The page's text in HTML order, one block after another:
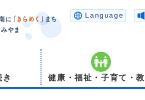
Language
き 健康・福祉・子育て・